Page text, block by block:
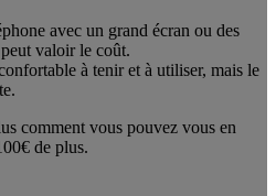
avec un grand écran ou des
valoir le coût.
à tenir et à utiliser, mais le
comment vous pouvez vous en
de plus.